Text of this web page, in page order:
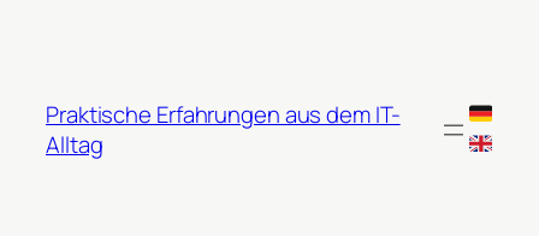
Praktische Erfahrungen aus dem IT-
Alltag